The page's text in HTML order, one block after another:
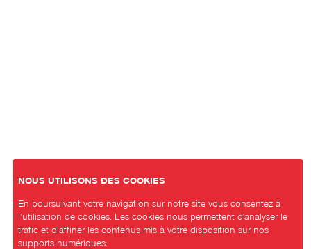
NOUS UTILISONS DES COOKIES
En poursuivant votre navigation sur notre site vous consentez à
l’utilisation de cookies. Les cookies nous permettent d'analyser le
trafic et d’affiner les contenus mis à votre disposition sur nos
supports numériques.